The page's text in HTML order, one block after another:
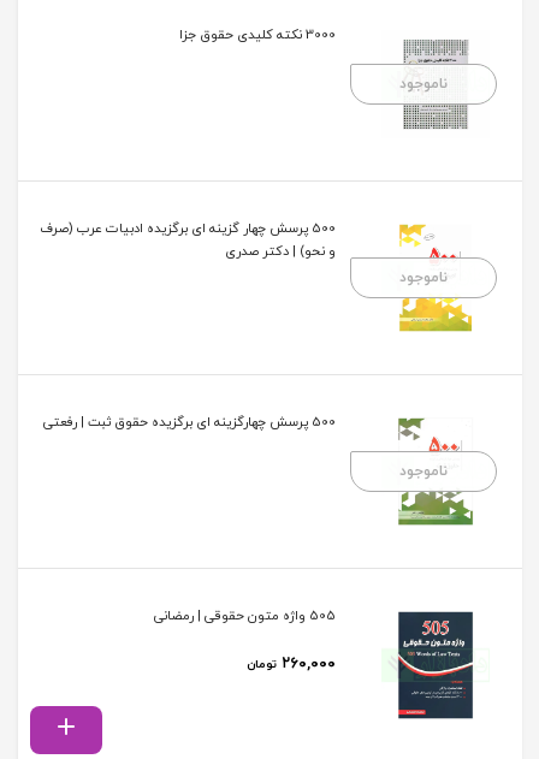
ناموجود
3000 نکته کلیدی حقوق جزا
ناموجود
500 پرسش چهار گزینه ای برگزیده ادبیات عرب (صرف
و نحو) | دکتر صدری
ناموجود
500 پرسش چهارگزینه ای برگزیده حقوق ثبت | رفعتی
505 واژه متون حقوقی | رمضانی
۲۶۰,۰۰۰ تومان